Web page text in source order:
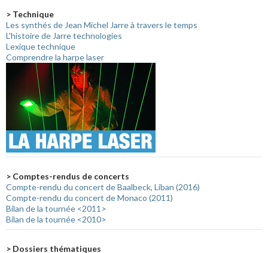
> Technique
Les synthés de Jean Michel Jarre à travers le temps
L'histoire de Jarre technologies
Lexique technique
Comprendre la harpe laser
> Comptes-rendus de concerts
Compte-rendu du concert de Baalbeck, Liban (2016)
Compte-rendu du concert de Monaco (2011)
Bilan de la tournée <2011>
Bilan de la tournée <2010>
> Dossiers thématiques